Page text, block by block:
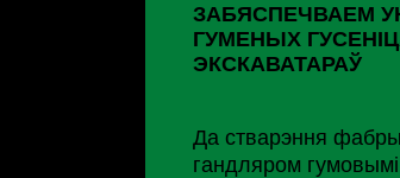
ЗАБЯСПЕЧВАЕМ
ГУМЕНЫХ
ЭКСКАВАТАРАЎ
Да стварэння
гандляром